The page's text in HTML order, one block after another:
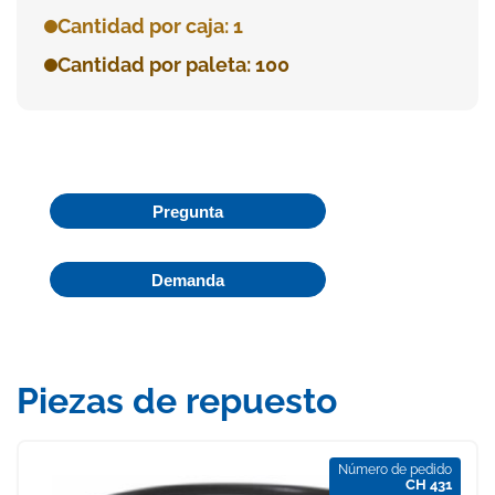
Cantidad por caja: 1
Cantidad por paleta: 100
Pregunta
Demanda
Piezas de repuesto
Número de pedido
CH 431